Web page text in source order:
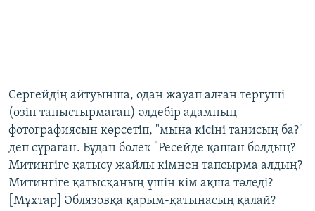
Сергейдің айтуынша, одан жауап алған тергуші
(өзін таныстырмаған) әлдебір адамның
фотографиясын көрсетіп, "мына кісіні танисың ба?"
деп сұраған. Бұдан бөлек "Ресейде қашан болдың?
Митингіге қатысу жайлы кімнен тапсырма алдың?
Митингіге қатысқаның үшін кім ақша төледі?
[Мұхтар] Әблязовқа қарым-қатынасың қалай?